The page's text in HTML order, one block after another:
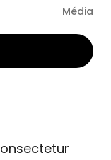
Média